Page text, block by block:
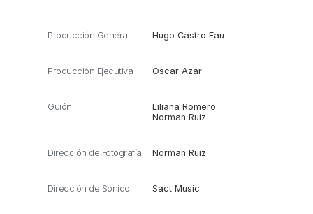
Producción General Hugo Castro Fau
Producción Ejecutiva Oscar Azar
Guión
Liliana Romero
Norman Ruiz
Dirección de Fotografía Norman Ruiz
Dirección de Sonido Sact Music